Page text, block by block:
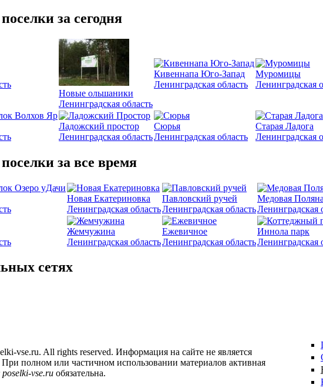
за сегодня
Новые ольшаники
Ленинградская область
Кивеннапа Юго-Запад
Ленинградская область
Муромицы
Ленинградская
Ладожский простор
Ленинградская область
Сюрья
Ленинградская область
Старая Ладога
Ленинградская
за все время
Новая Екатериновка
Ленинградская область
Павловский ручей
Ленинградская область
Медовая Поляна
Ленинградская
Жемчужина
Ленинградская область
Ежевичное
Ленинградская область
Иннола парк
Ленинградская
сетях
vse.ru. All rights reserved. Информация на сайте не является
полном или частичном использовании материалов активная
poselki-vse.ru​ обязательна.